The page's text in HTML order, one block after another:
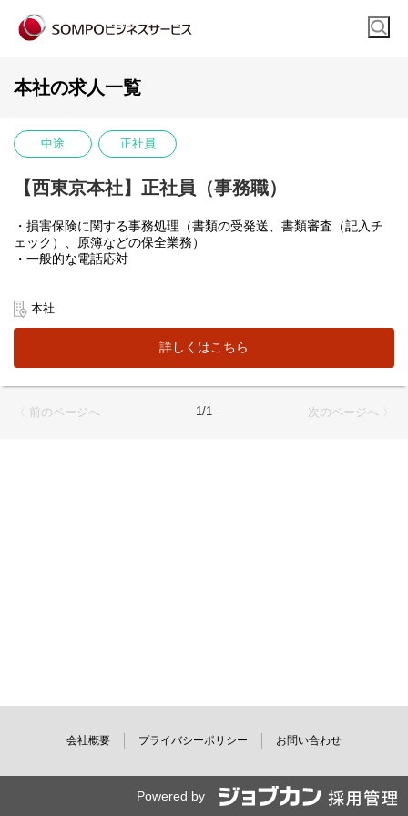
本社の求人一覧
中途 正社員
【西東京本社】正社員（事務職）
・損害保険に関する事務処理（書類の受発送、書類審査（記入チ
ェック）、原簿などの保全業務）
・一般的な電話応対
・業務の進行管理に関する企画・立案
・スタッフ、パートタイマーの業務進捗管理
・スタッフ、パートタイマーの教育、勤怠管理
・イレギュラー・問題事象発生時の社内や営業店との連絡、調整
など
本社
詳しくはこちら
〈 前のページへ 1/1 次のページへ 〉
会社概要 プライバシーポリシー お問い合わせ
Powered by